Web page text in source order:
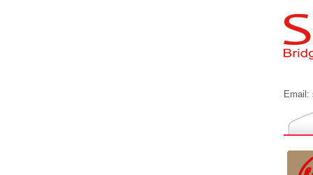
Email: